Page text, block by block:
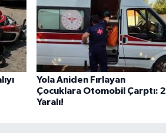
Yola Aniden Fırlayan
Çocuklara Otomobil Çarptı: 2
Yaralı!